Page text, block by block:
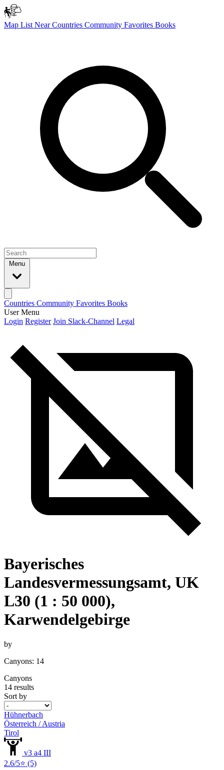
Map List NearCountries Community Favorites Books
Menu
Countries Community Favorites Books
User Menu
Login Register Join Slack-Channel Legal
Bayerisches
Landesvermessungsamt, UK
L30 (1 : 50 000),
Karwendelgebirge
by
Canyons: 14
Canyons
14 results
Sort by
Hühnerbach
Österreich / Austria
Tirol
v3 a4 III
2.6/5⭐ (5)